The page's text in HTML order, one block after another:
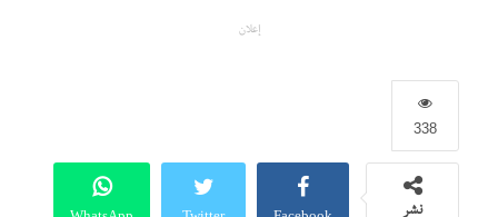
إعلان
338
نشر